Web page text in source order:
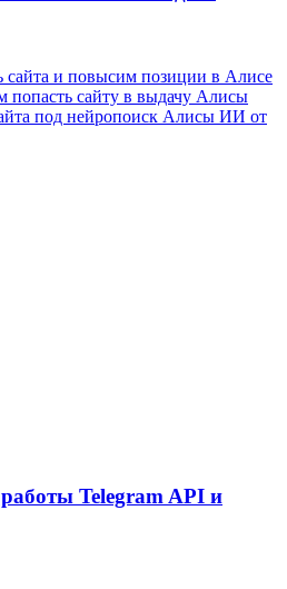
сайта и повысим позиции в Алисе
попасть сайту в выдачу Алисы
под нейропоиск Алисы ИИ от
Telegram API и